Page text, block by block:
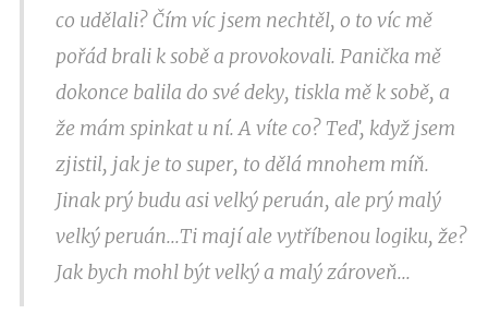
co udělali? Čím víc jsem nechtěl, o to víc mě
pořád brali k sobě a provokovali. Panička mě
dokonce balila do své deky, tiskla mě k sobě, a
že mám spinkat u ní. A víte co? Teď, když jsem
zjistil, jak je to super, to dělá mnohem míň.
Jinak prý budu asi velký peruán, ale prý malý
velký peruán...Ti mají ale vytříbenou logiku, že?
Jak bych mohl být velký a malý zároveň...